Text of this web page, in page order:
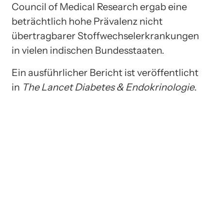
Council of Medical Research ergab eine
beträchtlich hohe Prävalenz nicht
übertragbarer Stoffwechselerkrankungen
in vielen indischen Bundesstaaten.
Ein ausführlicher Bericht ist veröffentlicht
in The Lancet Diabetes & Endokrinologie.